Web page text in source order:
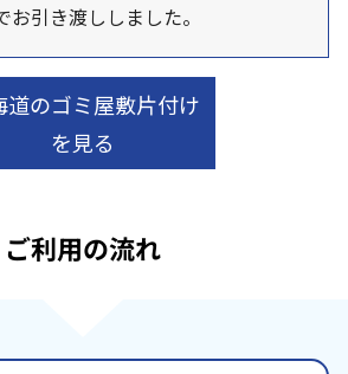
お引き渡ししました。
道のゴミ屋敷片付け
を見る
ご利用の流れ